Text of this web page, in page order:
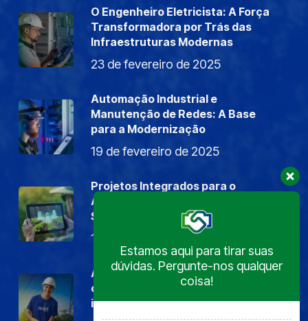
O Engenheiro Eletricista: A Força
Transformadora por Trás das
Infraestruturas Modernas
23 de fevereiro de 2025
Automação Industrial e
Manutenção de Redes: A Base
para a Modernização
19 de fevereiro de 2025
Projetos Integrados para o
Agronegócio: Painéis Elétricos e
SPDA para uma Energia Segura
19 de fevereiro de 2025
A Expertise da Aciel Elétrica em
oferecer soluções modernas para
instalações elétricas
Estamos aqui para tirar suas
dúvidas. Pergunte-nos qualquer
coisa!